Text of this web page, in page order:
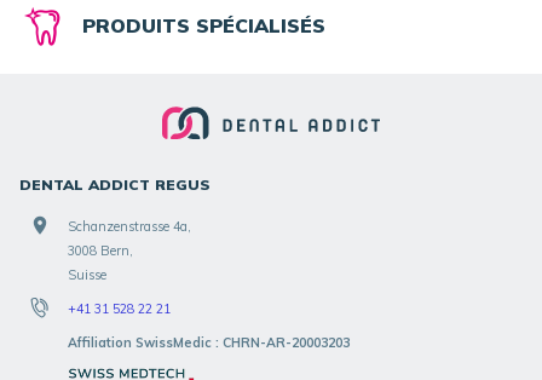
PRODUITS SPÉCIALISÉS
DENTAL ADDICT REGUS
Schanzenstrasse 4a,
3008 Bern,
Suisse
+41 31 528 22 21
Affiliation SwissMedic : CHRN-AR-20003203